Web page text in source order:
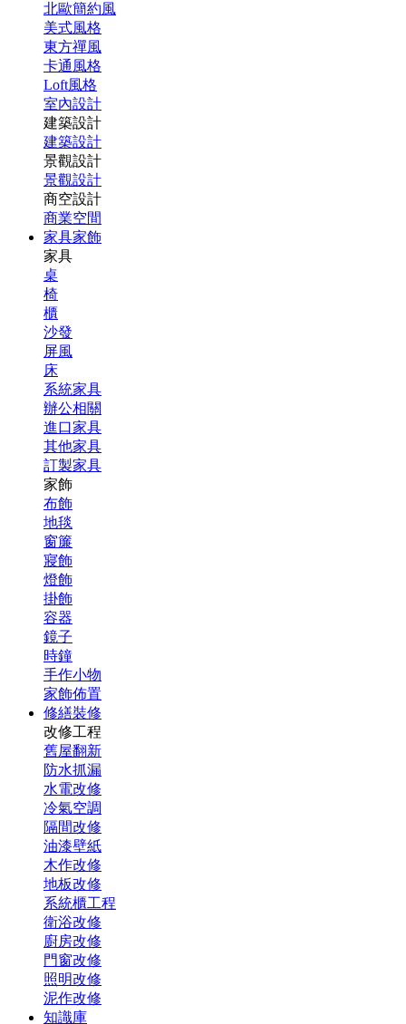
北歐簡約風
美式風格
東方禪風
卡通風格
Loft風格
室內設計
建築設計
建築設計
景觀設計
景觀設計
商空設計
商業空間
家具家飾
家具
桌
椅
櫃
沙發
屏風
床
系統家具
辦公相關
進口家具
其他家具
訂製家具
家飾
布飾
地毯
窗簾
寢飾
燈飾
掛飾
容器
鏡子
時鐘
手作小物
家飾佈置
修繕裝修
改修工程
舊屋翻新
防水抓漏
水電改修
冷氣空調
隔間改修
油漆壁紙
木作改修
地板改修
系統櫃工程
衛浴改修
廚房改修
門窗改修
照明改修
泥作改修
知識庫